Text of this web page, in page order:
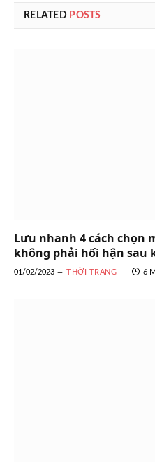
RELATED POSTS
Lưu nhanh 4 cách chọn
không phải hối hận sau
01/02/2023 THỜI TRANG 6